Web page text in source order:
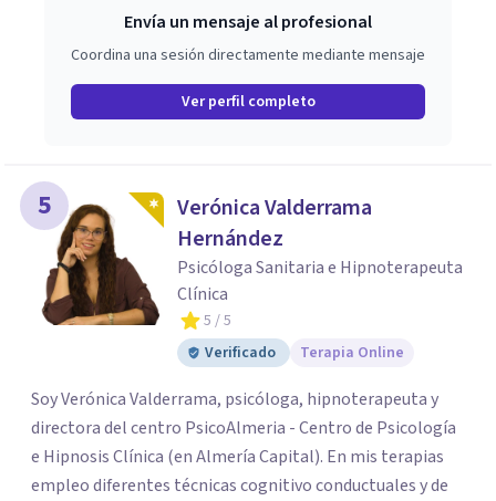
Envía un mensaje al profesional
Coordina una sesión directamente mediante mensaje
Ver perfil completo
5
Verónica Valderrama
Hernández
Psicóloga Sanitaria e Hipnoterapeuta
Clínica
5 / 5
Verificado
Terapia Online
Soy Verónica Valderrama, psicóloga, hipnoterapeuta y
directora del centro PsicoAlmeria - Centro de Psicología
e Hipnosis Clínica (en Almería Capital). En mis terapias
empleo diferentes técnicas cognitivo conductuales y de